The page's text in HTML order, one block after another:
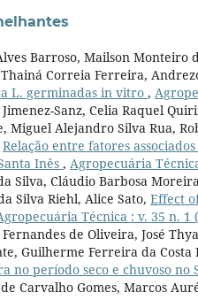
Barroso, Mailson Monteiro
Correia Ferreira,
L. germinadas in vitro ,
Sanz, Celia Raquel
Miguel Alejandro Silva Rua,
Relação entre fatores
Inês , Agropecuária
Silva, Cláudio Barbosa
Silva Riehl, Alice Sato, Effect
Técnica : v. 35 n. 1
de Oliveira, José
Guilherme Ferreira da Costa
no período seco e chuvoso no
Carvalho Gomes, Marcos